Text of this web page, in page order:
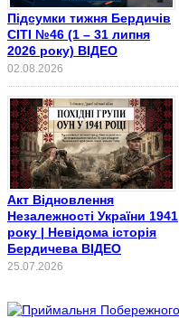
Підсумки тижня Бердичів
СІТІ №46 (1 – 31 липня
2026 року) ВІДЕО
02.08.2026
Акт Відновлення
Незалежності України 1941
року | Невідома історія
Бердичева ВІДЕО
25.07.2026